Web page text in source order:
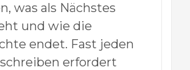
was als Nächstes
und wie die
endet. Fast jeden
schreiben erfordert